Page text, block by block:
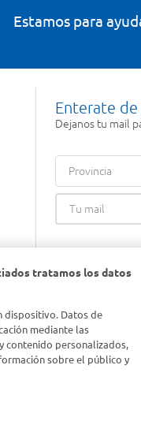
Estamos para
Enterate
Dejanos tu mail
Provincia
tratamos los datos
dispositivo. Datos de
mediante las
contenido personalizados,
sobre el público y